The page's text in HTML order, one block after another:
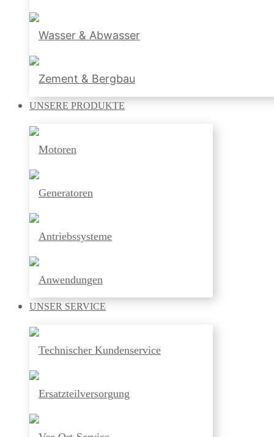
Wasser & Abwasser
Zement & Bergbau
UNSERE PRODUKTE
Motoren
Generatoren
Antriebssysteme
Anwendungen
UNSER SERVICE
Technischer Kundenservice
Ersatzteilversorgung